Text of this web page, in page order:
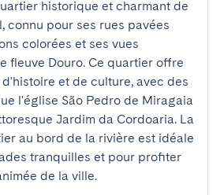
historique et charmant de
connu pour ses rues pavées
colorées et ses vues
fleuve Douro. Ce quartier offre
et de culture, avec des
l'église São Pedro de Miragaia
Jardim da Cordoaria. La
au bord de la rivière est idéale
tranquilles et pour profiter
de la ville.